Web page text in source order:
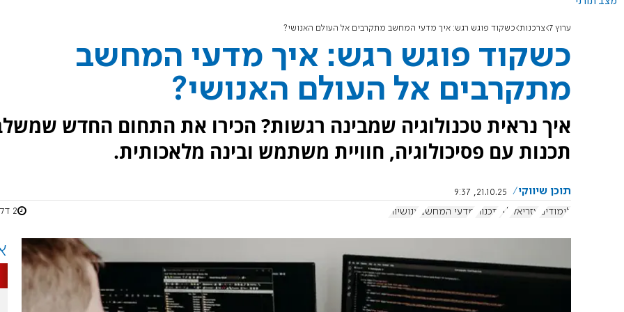
ערוץ 7 צרכנות כשקוד פוגש רגש: איך מדעי המחשב מתקרבים אל העולם האנושי?
כשקוד פוגש רגש: איך מדעי המחשב
מתקרבים אל העולם האנושי?
איך נראית טכנולוגיה שמבינה רגשות? הכירו את התחום החדש
תכנות עם פסיכולוגיה, חוויית משתמש ובינה מלאכותית.
תוכן שיווקי
21.10.25, 9:37
לימודים
עזריאלי AI תכנות מדעי המחשב אנושיות 2 דקות